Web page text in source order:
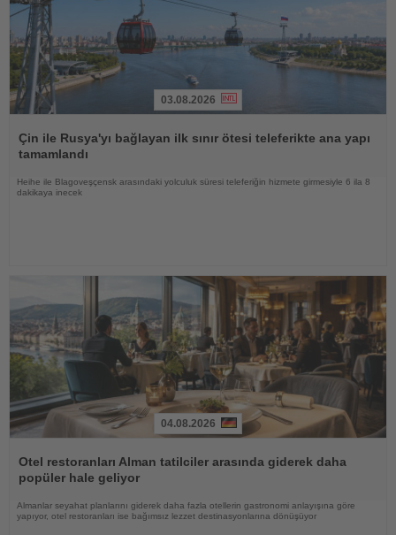
Oku
03.08.2026
Çin ile Rusya'yı bağlayan ilk sınır ötesi teleferikte ana yapı
tamamlandı
Heihe ile Blagoveşçensk arasındaki yolculuk süresi teleferiğin hizmete girmesiyle 6 ila 8
dakikaya inecek
Oku
04.08.2026
Otel restoranları Alman tatilciler arasında giderek daha
popüler hale geliyor
Almanlar seyahat planlarını giderek daha fazla otellerin gastronomi anlayışına göre
yapıyor, otel restoranları ise bağımsız lezzet destinasyonlarına dönüşüyor